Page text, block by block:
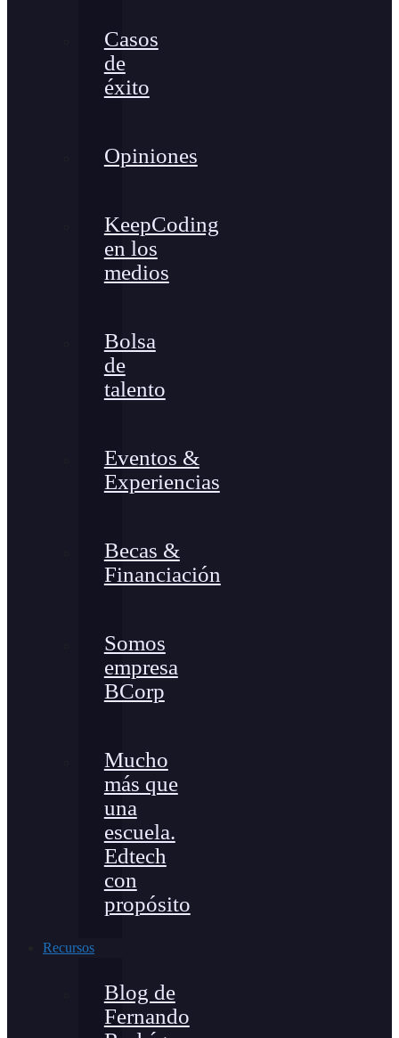
Casos
de
éxito
Opiniones
KeepCoding
en los
medios
Bolsa
de
talento
Eventos &
Experiencias
Becas &
Financiación
Somos
empresa
BCorp
Mucho
más que
una
escuela.
Edtech
con
propósito
Recursos
Blog de
Fernando